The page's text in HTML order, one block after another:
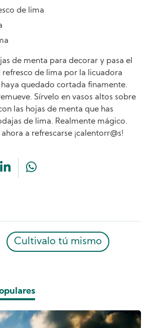
de lima
de menta para decorar y pasa el
refresco de lima por la licuadora
quedado cortada finamente.
Sírvelo en vasos altos sobre
las hojas de menta que has
de lima. Realmente mágico.
a refrescarse ¡calentorr@s!
Cultivalo tú mismo